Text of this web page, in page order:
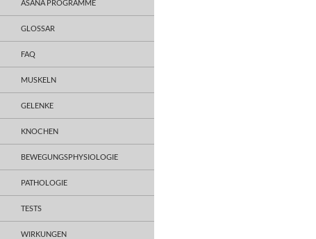
ASANA PROGRAMME
GLOSSAR
FAQ
MUSKELN
GELENKE
KNOCHEN
BEWEGUNGSPHYSIOLOGIE
PATHOLOGIE
TESTS
WIRKUNGEN